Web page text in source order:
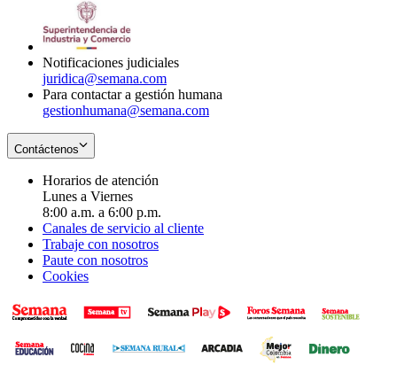
Notificaciones judiciales
juridica@semana.com
Para contactar a gestión humana
gestionhumana@semana.com
Contáctenos
Horarios de atención
Lunes a Viernes
8:00 a.m. a 6:00 p.m.
Canales de servicio al cliente
Trabaje con nosotros
Paute con nosotros
Cookies